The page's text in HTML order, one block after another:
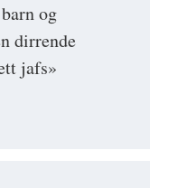
og
dirrende
jafs»